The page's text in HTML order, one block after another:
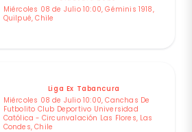
Miércoles 08 de Julio 10:00, Géminis 1918,
Quilpué, Chile
Liga Ex Tabancura
Miércoles 08 de Julio 10:00, Canchas De
Futbolito Club Deportivo Universidad
Católica - Circunvalación Las Flores, Las
Condes, Chile